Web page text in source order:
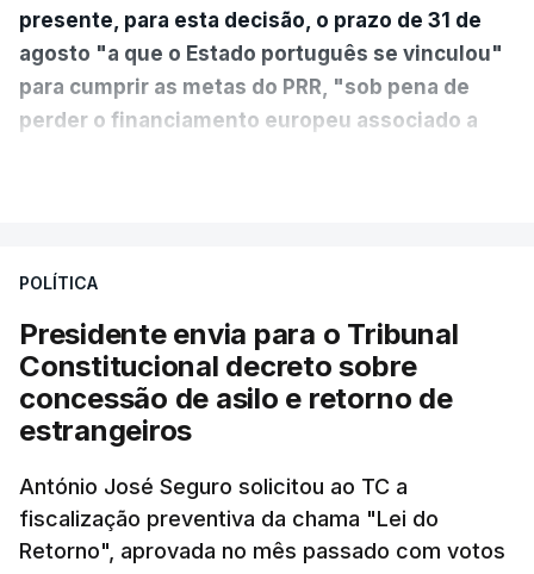
presente, para esta decisão, o prazo de 31 de
agosto "a que o Estado português se vinculou"
para cumprir as metas do PRR, "sob pena de
perder o financiamento europeu associado a
sistema mais simples, mais justo e transparente".
"Sempre que seja possível reduzir burocracias,
eliminar sobreposições e garantir que os apoios
chegam a quem mais necessita, estaremos a dar
um passo na direção certa", argumenta o
Presidente da República.
POLÍTICA
Presidente envia para o Tribunal
Constitucional decreto sobre
concessão de asilo e retorno de
estrangeiros
António José Seguro solicitou ao TC a
fiscalização preventiva da chama "Lei do
Retorno", aprovada no mês passado com votos